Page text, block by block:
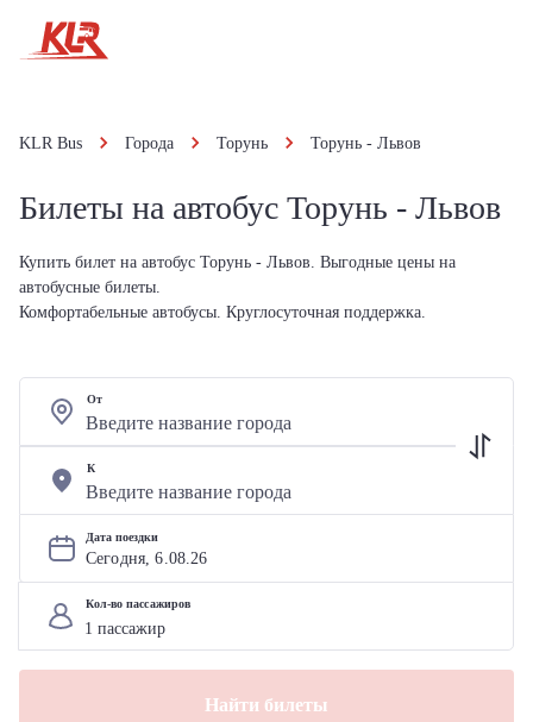
KLR Bus Города Торунь Торунь - Львов
Билеты на автобус Торунь - Львов
Купить билет на автобус Торунь - Львов. Выгодные цены на
автобусные билеты.
Комфортабельные автобусы. Круглосуточная поддержка.
От
К
Дата поездки
Сегодня, 6.08.26
Кол-во пассажиров
Найти билеты